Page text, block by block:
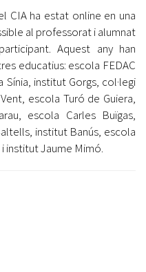
CIA ha estat online en una
al professorat i alumnat
Aquest any han
educatius: escola FEDAC
Sínia, institut Gorgs, col·legi
escola Turó de Guiera,
escola Carles Buïgas,
institut Banús, escola
institut Jaume Mimó.